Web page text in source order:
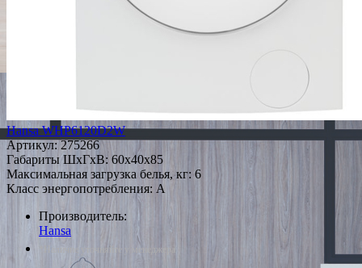
Hansa WHP6120D2W
Артикул:275266
Габариты ШxГxВ: 60x40x85
Максимальная загрузка белья, кг: 6
Класс энергопотребления: A
Производитель:
Hansa
*Наличие уточняйте у менеджера